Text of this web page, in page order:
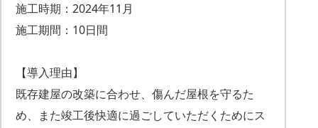
施工時期：2024年11月
施工期間：10日間
【導入理由】
既存建屋の改築に合わせ、傷んだ屋根を守るた
め、また竣工後快適に過ごしていただくためにス